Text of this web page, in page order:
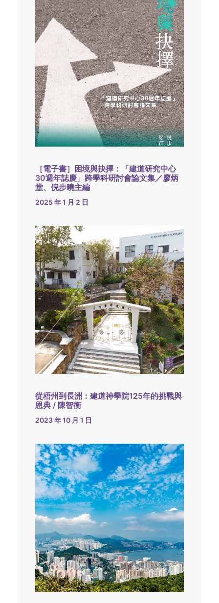
［電子書］困境與抉擇：「建道研究中心
30週年誌慶」跨學科研討會論文集／廖炳
堂、倪步曉主編
2025 年 1 月 2 日
從梧州到長洲：建道神學院125年的挑戰與
恩典 / 陳智衡
2023 年 10 月 1 日